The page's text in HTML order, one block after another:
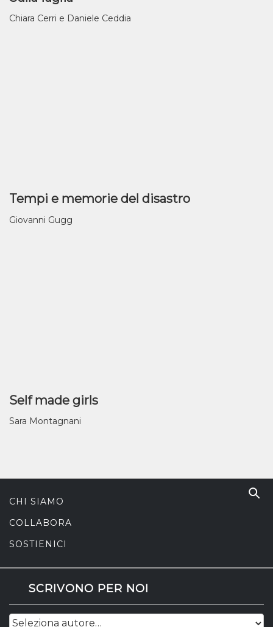
Chiara Cerri e Daniele Ceddia
Tempi e memorie del disastro
Giovanni Gugg
Self made girls
Sara Montagnani
CHI SIAMO
COLLABORA
SOSTIENICI
SCRIVONO PER NOI